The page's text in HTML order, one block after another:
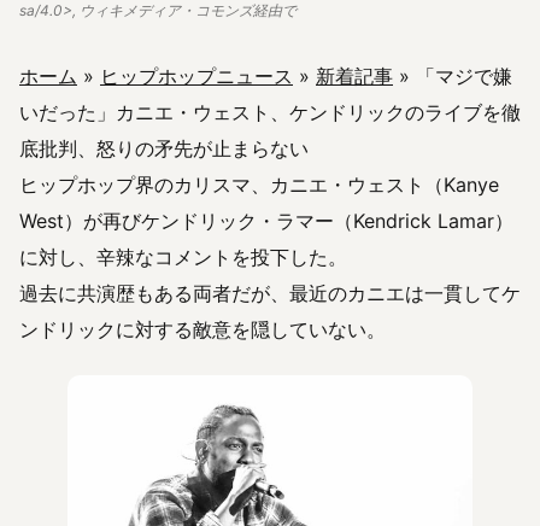
sa/4.0>, ウィキメディア・コモンズ経由で
ホーム » ヒップホップニュース » 新着記事 »
「マジで嫌
いだった」カニエ・ウェスト、ケンドリックのライブを徹
底批判、怒りの矛先が止まらない
ヒップホップ界のカリスマ、カニエ・ウェスト（Kanye
West）が再びケンドリック・ラマー（Kendrick Lamar）
に対し、辛辣なコメントを投下した。
過去に共演歴もある両者だが、最近のカニエは一貫してケ
ンドリックに対する敵意を隠していない。